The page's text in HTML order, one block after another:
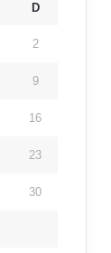
D
2
9
16
23
30